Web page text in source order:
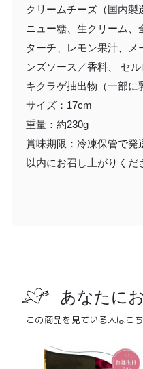
クリームチーズ（国内製
ニュー糖、生クリーム、
ターチ、レモン果汁、
ンズソース／香料、 セ
キクラゲ抽出物（一部に
サイズ：17cm
重量：約230g
賞味期限：冷凍保管で発
以内にお召し上がりくだ
あなたに
この商品を見ている人はこ